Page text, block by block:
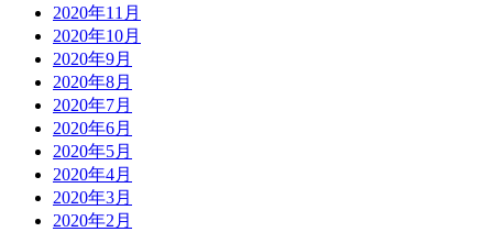
2020年11月
2020年10月
2020年9月
2020年8月
2020年7月
2020年6月
2020年5月
2020年4月
2020年3月
2020年2月